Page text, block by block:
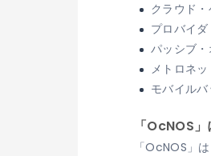
クラウド
プロバイ
パッシブ・
メトロネ
モバイル
「OcNOS
「OcNOS」